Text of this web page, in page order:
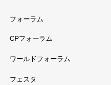
フォーラム
CPフォーラム
ワールドフォーラム
フェスタ